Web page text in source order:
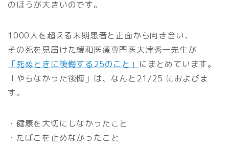
のほうが大きいのです。
1000人を超える末期患者と正面から向き合い、
その死を見届けた緩和医療専門医大津秀一先生が
「死ぬときに後悔する25のこと」 にまとめています。
「やらなかった後悔」は、なんと21/25 におよびま
す。
・健康を大切にしなかったこと
・たばこを止めなかったこと